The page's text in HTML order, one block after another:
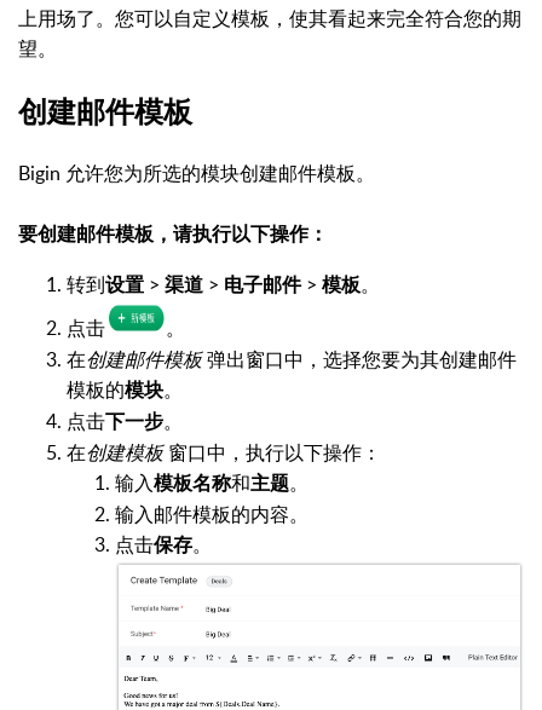
上用场了。您可以自定义模板，使其看起来完全符合您的期
望。
创建邮件模板
Bigin 允许您为所选的模块创建邮件模板。
要创建邮件模板，请执行以下操作：
转到设置 > 渠道 > 电子邮件> 模板。
点击
。
在创建邮件模板弹出窗口中，选择您要为其创建邮件
模板的模块。
点击下一步。
在创建模板窗口中，执行以下操作：
输入模板名称和主题。
输入邮件模板的内容。
点击保存。